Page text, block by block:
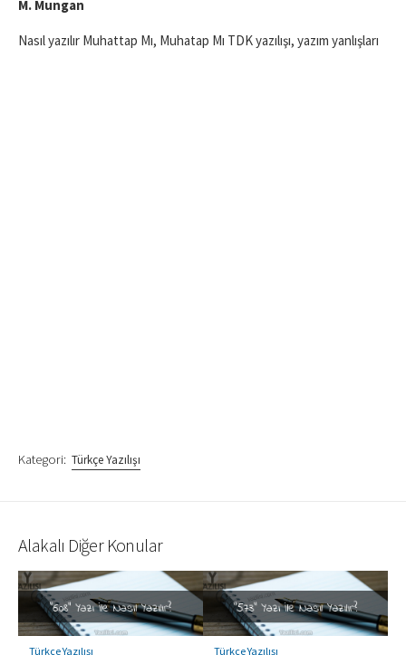
M. Mungan
Nasıl yazılır Muhattap Mı, Muhatap Mı TDK yazılışı, yazım yanlışları
Kategori: Türkçe Yazılışı
Alakalı Diğer Konular
Türkçe Yazılışı Türkçe Yazılışı